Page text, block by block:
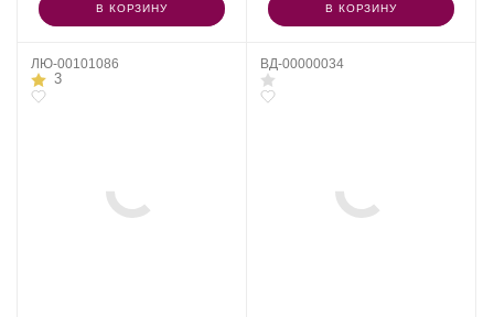
В КОРЗИНУ В КОРЗИНУ
ЛЮ-00101086
3
ВД-00000034